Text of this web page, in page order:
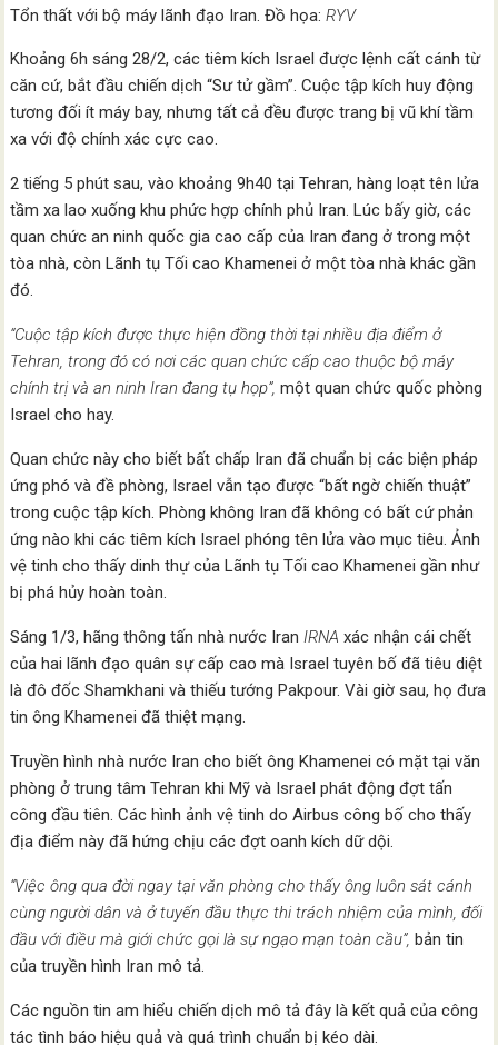
Tổn thất với bộ máy lãnh đạo Iran. Đồ họa:RYV
Khoảng 6h sáng 28/2, các tiêm kích Israel được lệnh cất cánh từ
căn cứ, bắt đầu chiến dịch “Sư tử gầm”. Cuộc tập kích huy động
tương đối ít máy bay, nhưng tất cả đều được trang bị vũ khí tầm
xa với độ chính xác cực cao.
2 tiếng 5 phút sau, vào khoảng 9h40 tại Tehran, hàng loạt tên lửa
tầm xa lao xuống khu phức hợp chính phủ Iran. Lúc bấy giờ, các
quan chức an ninh quốc gia cao cấp của Iran đang ở trong một
tòa nhà, còn Lãnh tụ Tối cao Khamenei ở một tòa nhà khác gần
đó.
“Cuộc tập kích được thực hiện đồng thời tại nhiều địa điểm ở
Tehran, trong đó có nơi các quan chức cấp cao thuộc bộ máy
chính trị và an ninh Iran đang tụ họp”,một quan chức quốc phòng
Israel cho hay.
Quan chức này cho biết bất chấp Iran đã chuẩn bị các biện pháp
ứng phó và đề phòng, Israel vẫn tạo được “bất ngờ chiến thuật”
trong cuộc tập kích. Phòng không Iran đã không có bất cứ phản
ứng nào khi các tiêm kích Israel phóng tên lửa vào mục tiêu. Ảnh
vệ tinh cho thấy dinh thự của Lãnh tụ Tối cao Khamenei gần như
bị phá hủy hoàn toàn.
Sáng 1/3, hãng thông tấn nhà nước IranIRNAxác nhận cái chết
của hai lãnh đạo quân sự cấp cao mà Israel tuyên bố đã tiêu diệt
là đô đốc Shamkhani và thiếu tướng Pakpour. Vài giờ sau, họ đưa
tin ông Khamenei đã thiệt mạng.
Truyền hình nhà nước Iran cho biết ông Khamenei có mặt tại văn
phòng ở trung tâm Tehran khi Mỹ và Israel phát động đợt tấn
công đầu tiên. Các hình ảnh vệ tinh do Airbus công bố cho thấy
địa điểm này đã hứng chịu các đợt oanh kích dữ dội.
“Việc ông qua đời ngay tại văn phòng cho thấy ông luôn sát cánh
cùng người dân và ở tuyến đầu thực thi trách nhiệm của mình, đối
đầu với điều mà giới chức gọi là sự ngạo mạn toàn cầu”,bản tin
của truyền hình Iran mô tả.
Các nguồn tin am hiểu chiến dịch mô tả đây là kết quả của công
tác tình báo hiệu quả và quá trình chuẩn bị kéo dài.